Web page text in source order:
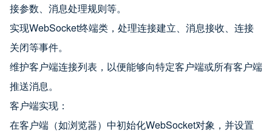
接参数、消息处理规则等。
实现WebSocket终端类，处理连接建立、消息接收、连接
关闭等事件。
维护客户端连接列表，以便能够向特定客户端或所有客户端
推送消息。
客户端实现：
在客户端（如浏览器）中初始化WebSocket对象，并设置